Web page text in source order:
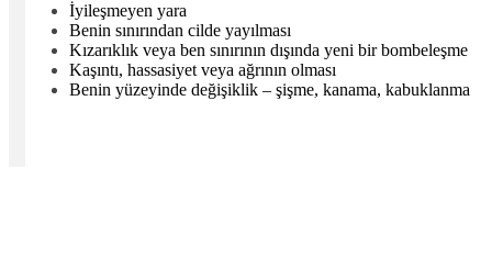
İyileşmeyen yara
Benin sınırından cilde yayılması
Kızarıklık veya ben sınırının dışında yeni bir bombeleşme
Kaşıntı, hassasiyet veya ağrının olması
Benin yüzeyinde değişiklik – şişme, kanama, kabuklanma